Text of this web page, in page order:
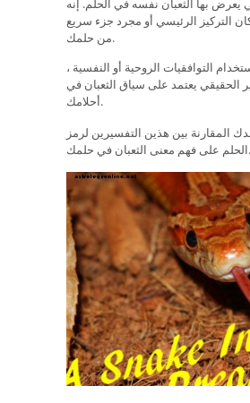
يعرض بها الثعبان نفسه في الحلم. إنه
التركيز الرئيسي أو مجرد جزء سريع
من حلمك.
التوافقيات الروحية أو النفسية ،
الحقيقي يعتمد على سياق الثعبان في
أحلامك.
المقارنة بين هذين التفسيرين لرمز
الحلم على فهم معنى الثعبان في حلمك.